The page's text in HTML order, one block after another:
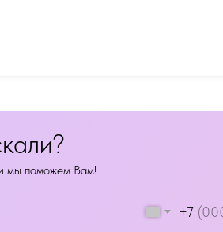
+7
мы поможем Вам!